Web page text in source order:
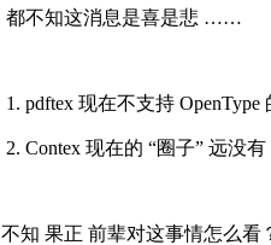
都不知这消息是喜是悲 ……
1. pdftex 现在不支持
2. Contex 现在的 “圈子” 远没
不知 果正 前辈对这事情怎么看